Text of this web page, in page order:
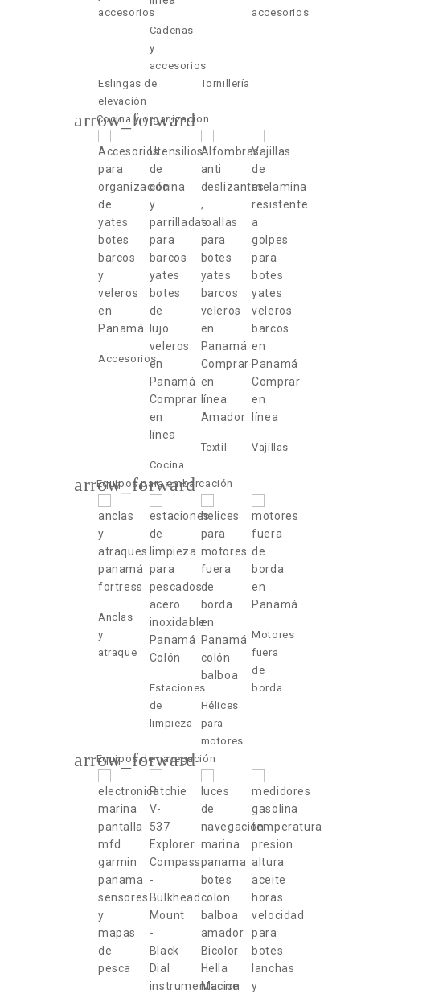
accesorios
Cadenas
y
accesorios
accesorios
Eslingas de
elevación
Tornillería
arrow_forward
Cocina y organizacion
Accesorios
Cocina
Textil Vajillas
arrow_forward
Equipos para embarcación
Anclas
y
atraque
Estaciones
de
limpieza
Hélices
para
motores
Motores
fuera
de
borda
arrow_forward
Equipos de navegación